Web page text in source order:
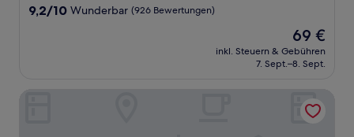
9.2
9,2/10 Wunderbar (926 Bewertungen)
Der
Preis
beträgt
69 €
inkl. Steuern & Gebühren
7. Sept.–8. Sept.